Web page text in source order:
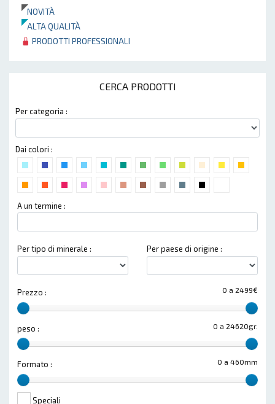
NOVITÀ
ALTA QUALITÀ
PRODOTTI PROFESSIONALI
CERCA PRODOTTI
Per categoria :
Dai colori :
A un termine :
Per tipo di minerale : Per paese di origine :
0 a 2499€
Prezzo :
0 a 24620gr.
peso :
0 a 460mm
Formato :
Speciali